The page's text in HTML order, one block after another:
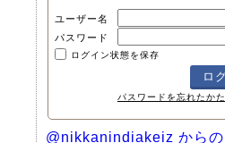
ユーザー名
パスワード
ログイン状態を保存
パスワードを忘れたか
@nikkanindiakeiz からの